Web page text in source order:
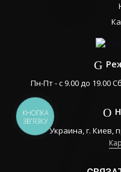
Пн-Пт - с 9.00 до 19.00
Украина, г. Киев,
КНОПКА
ЗВ'ЯЗКУ